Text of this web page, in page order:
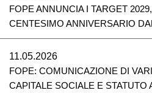
FOPE ANNUNCIA I TARGET
CENTESIMO ANNIVERSARIO
11.05.2026
FOPE: COMUNICAZIONE DI
CAPITALE SOCIALE E STATUTO